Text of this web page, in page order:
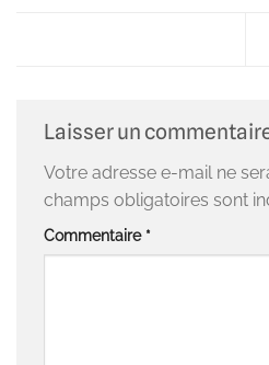
Laisser un
Votre adresse e-mail ne
champs obligatoires sont
Commentaire *